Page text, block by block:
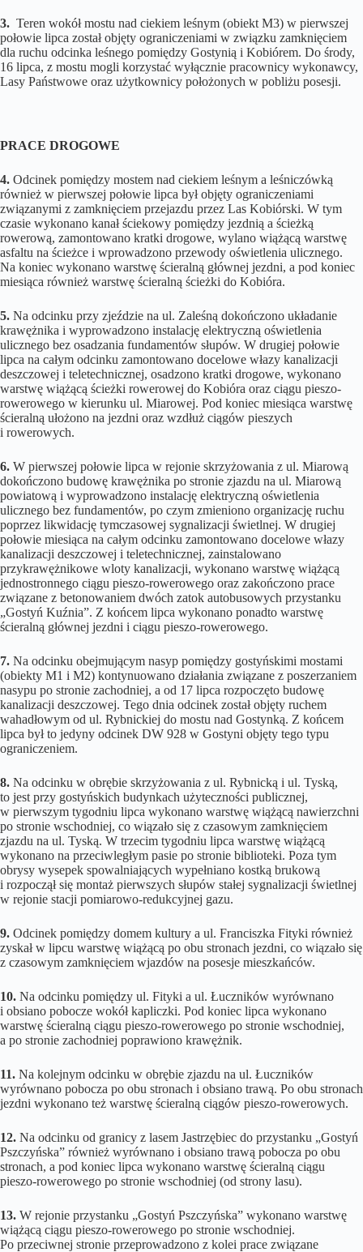
3. Teren wokół mostu nad ciekiem leśnym (obiekt M3) w pierwszej
połowie lipca został objęty ograniczeniami w związku zamknięciem
dla ruchu odcinka leśnego pomiędzy Gostynią i Kobiórem. Do środy,
16 lipca, z mostu mogli korzystać wyłącznie pracownicy wykonawcy,
Lasy Państwowe oraz użytkownicy położonych w pobliżu posesji.
PRACE DROGOWE
4. Odcinek pomiędzy mostem nad ciekiem leśnym a leśniczówką
również w pierwszej połowie lipca był objęty ograniczeniami
związanymi z zamknięciem przejazdu przez Las Kobiórski. W tym
czasie wykonano kanał ściekowy pomiędzy jezdnią a ścieżką
rowerową, zamontowano kratki drogowe, wylano wiążącą warstwę
asfaltu na ścieżce i wprowadzono przewody oświetlenia ulicznego.
Na koniec wykonano warstwę ścieralną głównej jezdni, a pod koniec
miesiąca również warstwę ścieralną ścieżki do Kobióra.
5. Na odcinku przy zjeździe na ul. Zaleśną dokończono układanie
krawężnika i wyprowadzono instalację elektryczną oświetlenia
ulicznego bez osadzania fundamentów słupów. W drugiej połowie
lipca na całym odcinku zamontowano docelowe włazy kanalizacji
deszczowej i teletechnicznej, osadzono kratki drogowe, wykonano
warstwę wiążącą ścieżki rowerowej do Kobióra oraz ciągu pieszo-
rowerowego w kierunku ul. Miarowej. Pod koniec miesiąca warstwę
ścieralną ułożono na jezdni oraz wzdłuż ciągów pieszych
i rowerowych.
6. W pierwszej połowie lipca w rejonie skrzyżowania z ul. Miarową
dokończono budowę krawężnika po stronie zjazdu na ul. Miarową
powiatową i wyprowadzono instalację elektryczną oświetlenia
ulicznego bez fundamentów, po czym zmieniono organizację ruchu
poprzez likwidację tymczasowej sygnalizacji świetlnej. W drugiej
połowie miesiąca na całym odcinku zamontowano docelowe włazy
kanalizacji deszczowej i teletechnicznej, zainstalowano
przykrawężnikowe wloty kanalizacji, wykonano warstwę wiążącą
jednostronnego ciągu pieszo-rowerowego oraz zakończono prace
związane z betonowaniem dwóch zatok autobusowych przystanku
„Gostyń Kuźnia”. Z końcem lipca wykonano ponadto warstwę
ścieralną głównej jezdni i ciągu pieszo-rowerowego.
7. Na odcinku obejmującym nasyp pomiędzy gostyńskimi mostami
(obiekty M1 i M2) kontynuowano działania związane z poszerzaniem
nasypu po stronie zachodniej, a od 17 lipca rozpoczęto budowę
kanalizacji deszczowej. Tego dnia odcinek został objęty ruchem
wahadłowym od ul. Rybnickiej do mostu nad Gostynką. Z końcem
lipca był to jedyny odcinek DW 928 w Gostyni objęty tego typu
ograniczeniem.
8. Na odcinku w obrębie skrzyżowania z ul. Rybnicką i ul. Tyską,
to jest przy gostyńskich budynkach użyteczności publicznej,
w pierwszym tygodniu lipca wykonano warstwę wiążącą nawierzchni
po stronie wschodniej, co wiązało się z czasowym zamknięciem
zjazdu na ul. Tyską. W trzecim tygodniu lipca warstwę wiążącą
wykonano na przeciwległym pasie po stronie biblioteki. Poza tym
obrysy wysepek spowalniających wypełniano kostką brukową
i rozpoczął się montaż pierwszych słupów stałej sygnalizacji świetlnej
w rejonie stacji pomiarowo-redukcyjnej gazu.
9. Odcinek pomiędzy domem kultury a ul. Franciszka Fityki również
zyskał w lipcu warstwę wiążącą po obu stronach jezdni, co wiązało się
z czasowym zamknięciem wjazdów na posesje mieszkańców.
10. Na odcinku pomiędzy ul. Fityki a ul. Łuczników wyrównano
i obsiano pobocze wokół kapliczki. Pod koniec lipca wykonano
warstwę ścieralną ciągu pieszo-rowerowego po stronie wschodniej,
a po stronie zachodniej poprawiono krawężnik.
11. Na kolejnym odcinku w obrębie zjazdu na ul. Łuczników
wyrównano pobocza po obu stronach i obsiano trawą. Po obu stronach
jezdni wykonano też warstwę ścieralną ciągów pieszo-rowerowych.
12. Na odcinku od granicy z lasem Jastrzębiec do przystanku „Gostyń
Pszczyńska” również wyrównano i obsiano trawą pobocza po obu
stronach, a pod koniec lipca wykonano warstwę ścieralną ciągu
pieszo-rowerowego po stronie wschodniej (od strony lasu).
13. W rejonie przystanku „Gostyń Pszczyńska” wykonano warstwę
wiążącą ciągu pieszo-rowerowego po stronie wschodniej.
Po przeciwnej stronie przeprowadzono z kolei prace związane